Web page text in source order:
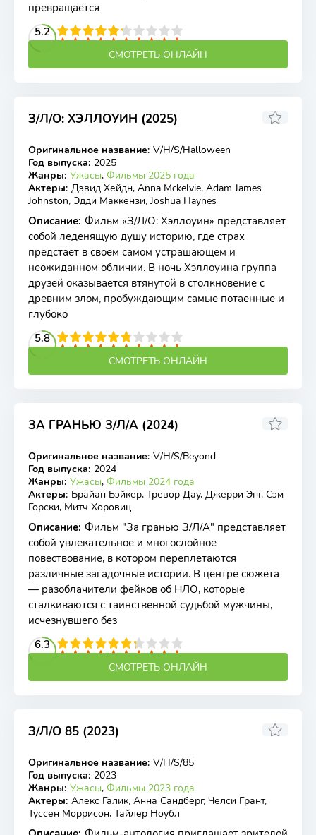
превращается
5.2
4 5 6 7 8 9 10
СМОТРЕТЬ ОНЛАЙН
З/Л/О: ХЭЛЛОУИН (2025)
WEB-DL
7.9
Оригинальное название: V/H/S/Halloween
Год выпуска: 2025
Жанры: Ужасы, Фильмы 2025 года
Актеры: Дэвид Хейдн, Anna Mckelvie, Adam James
Johnston, Эдди Маккензи, Joshua Haynes
Описание: Фильм «З/Л/О: Хэллоуин» представляет
собой леденящую душу историю, где страх
предстает в своем самом устрашающем и
неожиданном обличии. В ночь Хэллоуина группа
друзей оказывается втянутой в столкновение с
древним злом, пробуждающим самые потаенные и
глубоко
5.8
4 5 6 7 8 9 10
СМОТРЕТЬ ОНЛАЙН
ЗА ГРАНЬЮ З/Л/А (2024)
WEB-DLRip, WEBRip
5.75 5.8
Оригинальное название: V/H/S/Beyond
Год выпуска: 2024
Жанры: Ужасы, Фильмы 2024 года
Актеры: Брайан Бэйкер, Тревор Дау, Джерри Энг, Сэм
Горски, Митч Хоровиц
Описание: Фильм "За гранью З/Л/А" представляет
собой увлекательное и многослойное
повествование, в котором переплетаются
различные загадочные истории. В центре сюжета
— разоблачители фейков об НЛО, которые
сталкиваются с таинственной судьбой мужчины,
исчезнувшего без
6.3
4 5 6 7 8 9 10
СМОТРЕТЬ ОНЛАЙН
З/Л/О 85 (2023)
WEB-DL
5.64
Оригинальное название: V/H/S/85
Год выпуска: 2023
Жанры: Ужасы, Фильмы 2023 года
Актеры: Алекс Галик, Анна Сандберг, Челси Грант,
Туссен Моррисон, Тайлер Ноубл